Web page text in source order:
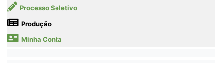
Processo Seletivo
Produção
Minha Conta